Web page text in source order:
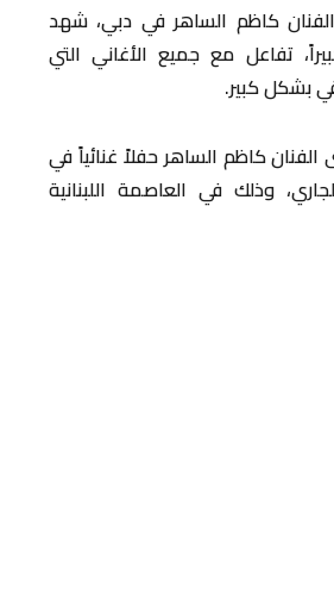
كاظم الساهر في دبي، شهد
تفاعل مع جميع الأغاني التي
بشكل كبير.
كاظم الساهر حفلاً غنائياً في
الجاري، وذلك في العاصمة اللبنانية